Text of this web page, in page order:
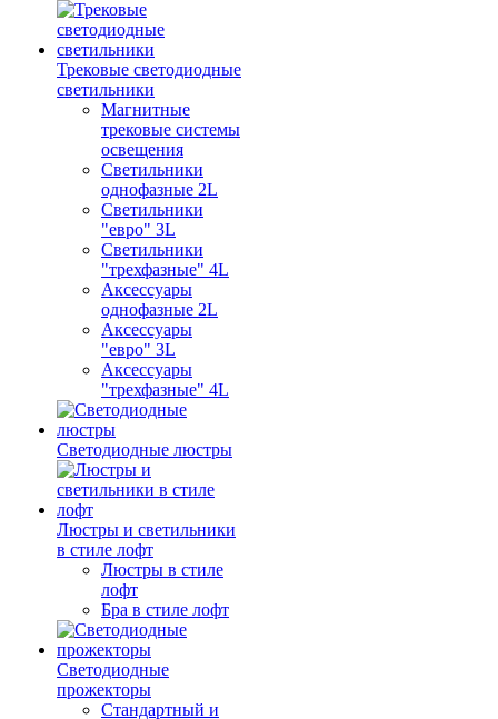
Трековые светодиодные
светильники
Магнитные
трековые системы
освещения
Светильники
однофазные 2L
Светильники
"евро" 3L
Светильники
"трехфазные" 4L
Аксессуары
однофазные 2L
Аксессуары
"евро" 3L
Аксессуары
"трехфазные" 4L
Светодиодные люстры
Люстры и светильники
в стиле лофт
Люстры в стиле
лофт
Бра в стиле лофт
Светодиодные
прожекторы
Стандартный и